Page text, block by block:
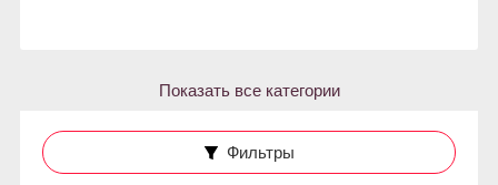
Показать все категории
Фильтры